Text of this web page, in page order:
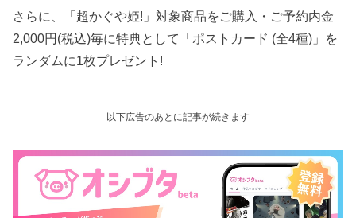
さらに、「超かぐや姫!」対象商品をご購入・ご予約内金
2,000円(税込)毎に特典として「ポストカード (全4種)」を
ランダムに1枚プレゼント!
以下広告のあとに記事が続きます